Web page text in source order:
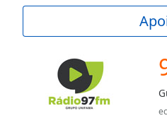
Current